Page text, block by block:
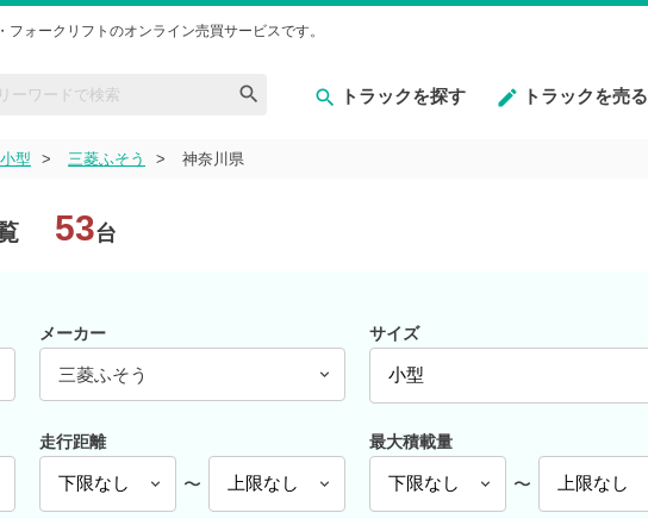
ォークリフトのオンライン売買サービスです。
トラックを探す トラックを売る
小型 三菱ふそう 神奈川県
53台
メーカー
三菱ふそう
サイズ
走行距離
〜
最大積載量
〜